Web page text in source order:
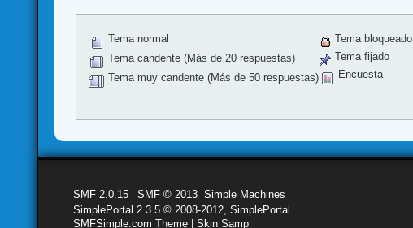
Tema normal
Tema candente (Más de 20 respuestas)
Tema muy candente (Más de 50 respuestas)
Tema bloqueado
Tema fijado
Encuesta
SMF 2.0.15 |SMF © 2013 ,Simple Machines
SimplePortal 2.3.5 © 2008-2012, SimplePortal
SMFSimple.com Theme | Skin Samp